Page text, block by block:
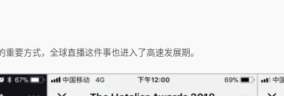
要方式，全球直播这件事也进入了高速发展期。